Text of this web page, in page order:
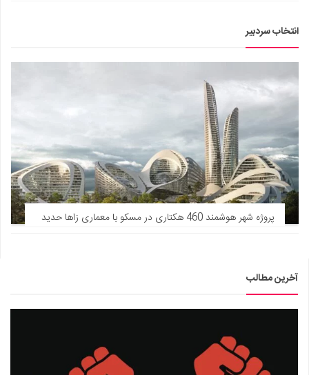
انتخاب سردبیر
پروژه شهر هوشمند 460 هکتاری در مسکو با معماری زاها حدید
آخرین مطالب